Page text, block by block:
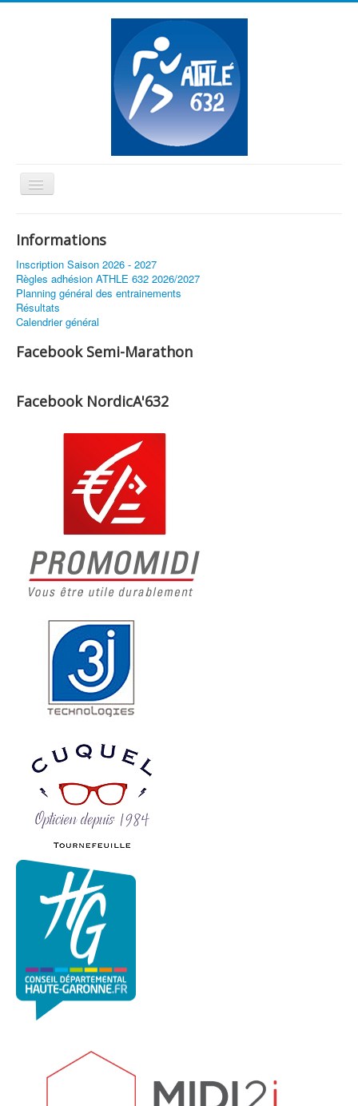
Basculer
la
Vous êtes ici :
André Giraud : « Les compétitions nationales suspendues
jusqu’à fin juillet »
Informations
Inscription Saison 2026 - 2027
Règles adhésion ATHLE 632 2026/2027
Planning général des entrainements
Résultats
Calendrier général
Facebook Semi-Marathon
Facebook NordicA'632